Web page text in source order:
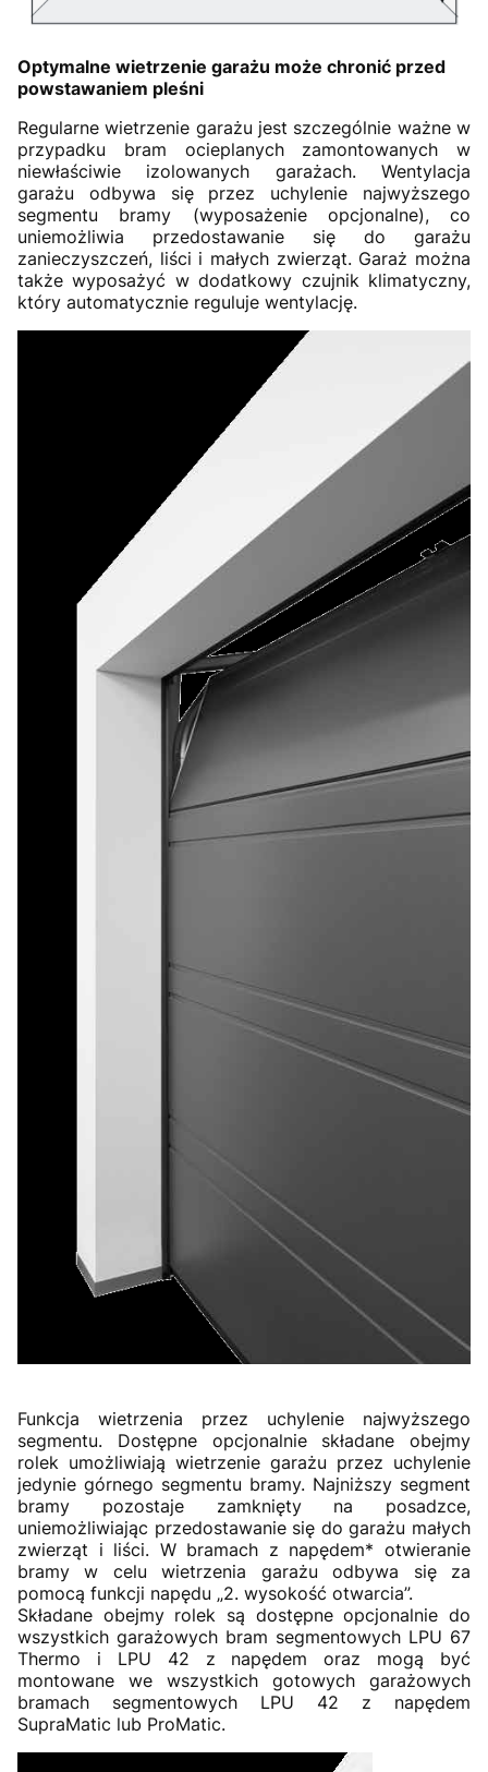
Optymalne wietrzenie garażu może chronić przed
powstawaniem pleśni
Regularne wietrzenie garażu jest szczególnie ważne w
przypadku bram ocieplanych zamontowanych w
niewłaściwie izolowanych garażach. Wentylacja
garażu odbywa się przez uchylenie najwyższego
segmentu bramy (wyposażenie opcjonalne), co
uniemożliwia przedostawanie się do garażu
zanieczyszczeń, liści i małych zwierząt. Garaż można
także wyposażyć w dodatkowy czujnik klimatyczny,
który automatycznie reguluje wentylację.
Funkcja wietrzenia przez uchylenie najwyższego
segmentu. Dostępne opcjonalnie składane obejmy
rolek umożliwiają wietrzenie garażu przez uchylenie
jedynie górnego segmentu bramy. Najniższy segment
bramy pozostaje zamknięty na posadzce,
uniemożliwiając przedostawanie się do garażu małych
zwierząt i liści. W bramach z napędem* otwieranie
bramy w celu wietrzenia garażu odbywa się za
pomocą funkcji napędu „2. wysokość otwarcia”.
Składane obejmy rolek są dostępne opcjonalnie do
wszystkich garażowych bram segmentowych LPU 67
Thermo i LPU 42 z napędem oraz mogą być
montowane we wszystkich gotowych garażowych
bramach segmentowych LPU 42 z napędem
SupraMatic lub ProMatic.